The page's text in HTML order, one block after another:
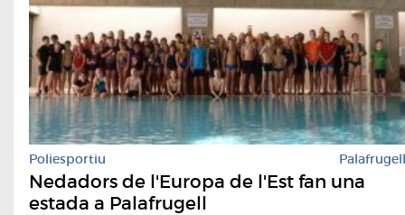
Poliesportiu Palafrugell
Nedadors de l'Europa de l'Est fan una
estada a Palafrugell